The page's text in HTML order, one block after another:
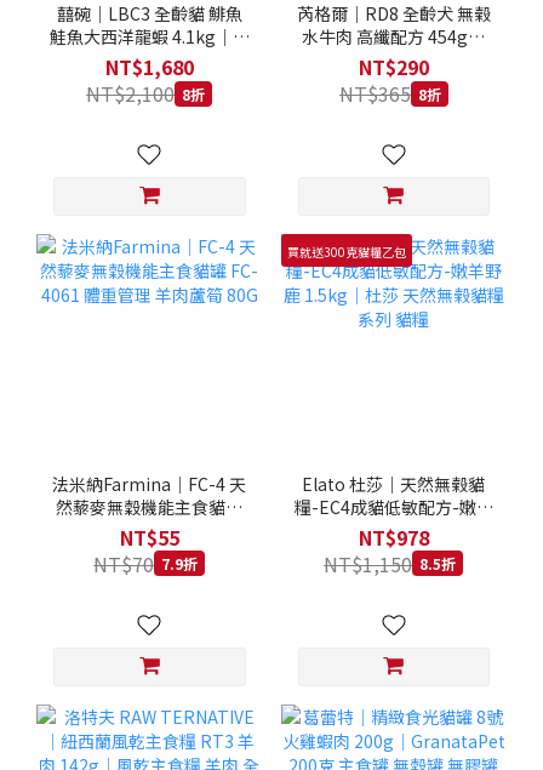
囍碗｜LBC3 全齡貓 鯡魚
鮭魚大西洋龍蝦 4.1kg｜加
拿大 Loveabowl 天然無穀
糧 4.1公斤 成貓 無穀貓飼
料
NT$1,680
NT$2,100 8折
芮格爾｜RD8 全齡犬 無榖
水牛肉 高纖配方 454g｜
REGAL 天然犬糧 狗飼料
NT$290
NT$365 8折
法米納Farmina｜FC-4 天
然藜麥無穀機能主食貓罐
FC-4061 體重管理 羊肉蘆
筍 80G
NT$55
NT$70 7.9折
買就送300克貓糧乙包
Elato 杜莎｜天然無榖貓
糧-EC4成貓低敏配方-嫩羊
野鹿 1.5kg｜杜莎 天然無
榖貓糧系列 貓糧
NT$978
NT$1,150 8.5折